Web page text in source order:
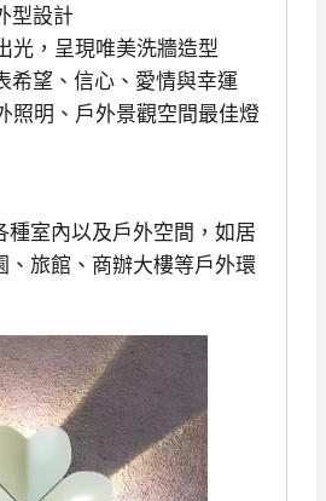
型設計
光，呈現唯美洗牆造型
希望、信心、愛情與幸運
照明、戶外景觀空間最佳燈
種室內以及戶外空間，如居
、旅館、商辦大樓等戶外環